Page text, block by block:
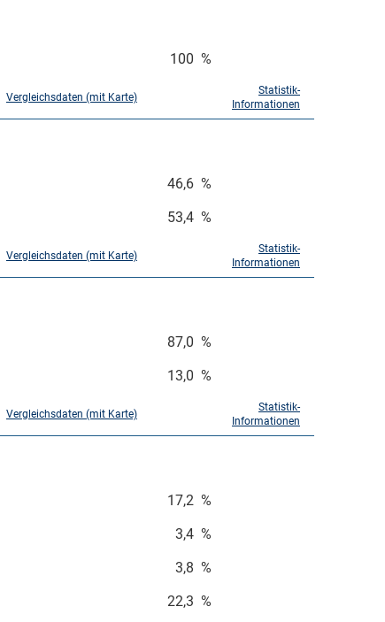
100 %
Vergleichsdaten (mit Karte)
Statistik-
Informationen
46,6 %
53,4 %
Vergleichsdaten (mit Karte)
Statistik-
Informationen
87,0 %
13,0 %
Vergleichsdaten (mit Karte)
Statistik-
Informationen
17,2 %
3,4 %
3,8 %
22,3 %